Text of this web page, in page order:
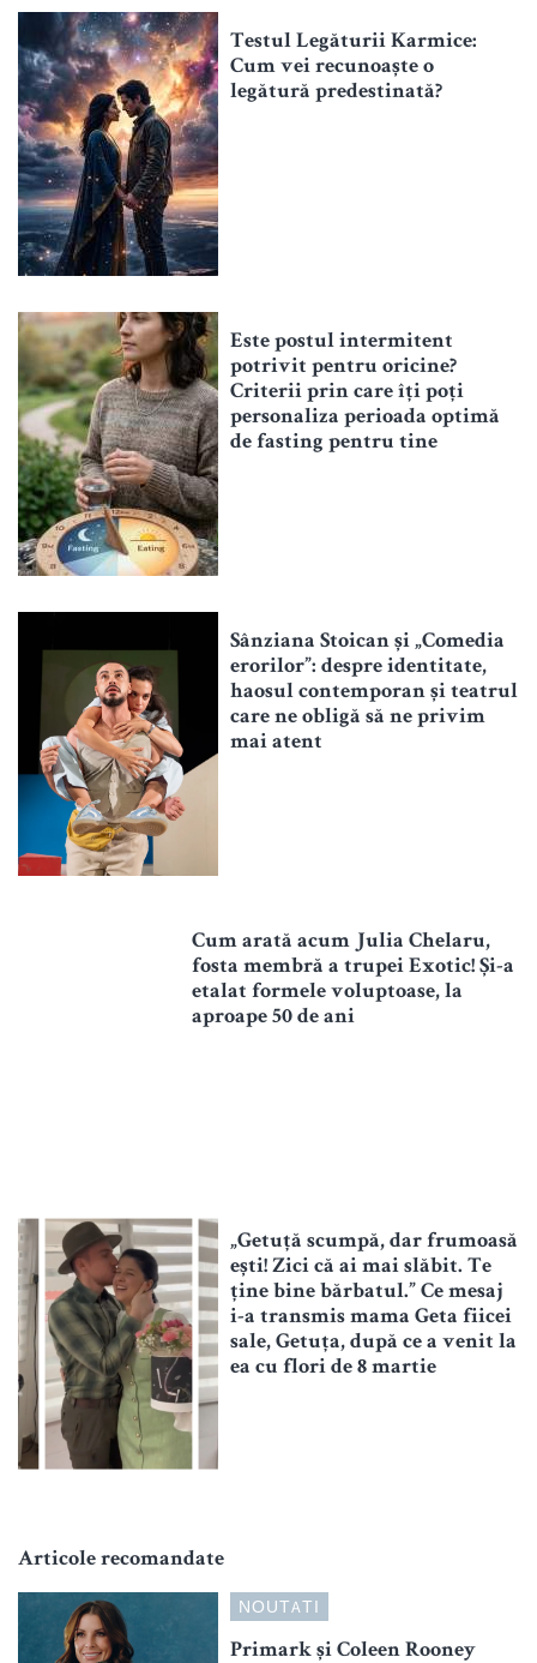
Testul Legăturii Karmice:
Cum vei recunoaște o
legătură predestinată?
Este postul intermitent
potrivit pentru oricine?
Criterii prin care îți poți
personaliza perioada optimă
de fasting pentru tine
Sânziana Stoican și „Comedia
erorilor”: despre identitate,
haosul contemporan și teatrul
care ne obligă să ne privim
mai atent
Cum arată acum Julia Chelaru,
fosta membră a trupei Exotic! Și-a
etalat formele voluptoase, la
aproape 50 de ani
„Getuță scumpă, dar frumoasă
ești! Zici că ai mai slăbit. Te
ține bine bărbatul.” Ce mesaj
i-a transmis mama Geta fiicei
sale, Getuța, după ce a venit la
ea cu flori de 8 martie
Articole recomandate
NOUTATI
Primark și Coleen Rooney